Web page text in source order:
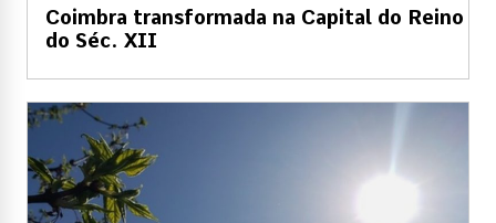
Coimbra transformada na Capital do Reino
do Séc. XII